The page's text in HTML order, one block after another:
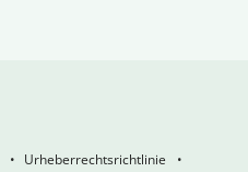
Urheberrechtsrichtlinie